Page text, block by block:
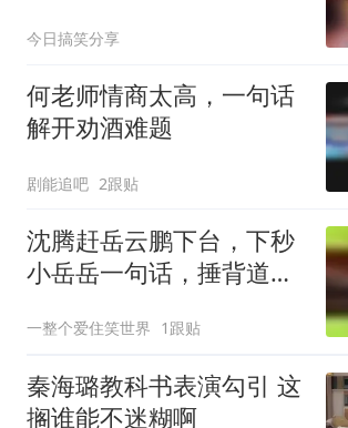
今日搞笑分享
何老师情商太高，一句话
解开劝酒难题
剧能追吧 2跟贴
沈腾赶岳云鹏下台，下秒
小岳岳一句话，捶背道歉
一整个爱住笑世界 1跟贴
秦海璐教科书表演勾引 这
搁谁能不迷糊啊